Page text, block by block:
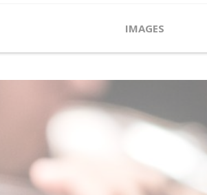
L’Association PADAM
Les professeurs
Valérie Bonardot
IMAGES